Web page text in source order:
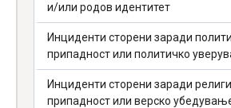
и/или родов идентитет
Инциденти сторени заради
припадност или политичко
Инциденти сторени заради
припадност или верско